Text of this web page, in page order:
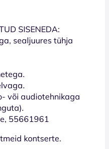
SISENEDA:
sealjuures tühja
või audiotehnikaga
55661961
kontserte.